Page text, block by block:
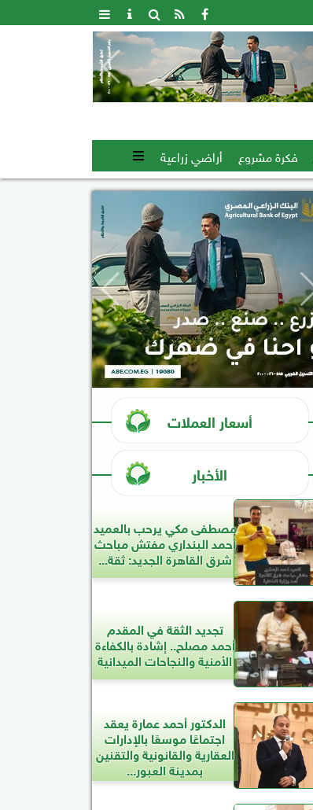
فكرة مشروع أراضي زراعية
أسعار العملات
الأخبار
مصطفى مكي يرحب بالعميد
أحمد البنداري مفتش مباحث
شرق القاهرة الجديد: ثقة...
تجديد الثقة في المقدم
أحمد مصلح.. إشادة بالكفاءة
الأمنية والنجاحات الميدانية
الدكتور أحمد عمارة يعقد
اجتماعًا موسعًا بالإدارات
العقارية والقانونية والتقنين
بمدينة العبور...